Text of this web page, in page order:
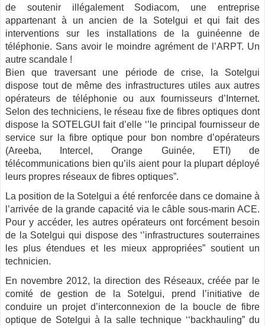
de soutenir illégalement Sodiacom, une entreprise
appartenant à un ancien de la Sotelgui et qui fait des
interventions sur les installations de la guinéenne de
téléphonie. Sans avoir le moindre agrément de l’ARPT. Un
autre scandale !
Bien que traversant une période de crise, la Sotelgui
dispose tout de même des infrastructures utiles aux autres
opérateurs de téléphonie ou aux fournisseurs d’Internet.
Selon des techniciens, le réseau fixe de fibres optiques dont
dispose la SOTELGUI fait d’elle ‘’le principal fournisseur de
service sur la fibre optique pour bon nombre d’opérateurs
(Areeba, Intercel, Orange Guinée, ETI) de
télécommunications bien qu’ils aient pour la plupart déployé
leurs propres réseaux de fibres optiques”.
La position de la Sotelgui a été renforcée dans ce domaine à
l’arrivée de la grande capacité via le câble sous-marin ACE.
Pour y accéder, les autres opérateurs ont forcément besoin
de la Sotelgui qui dispose des ‘’infrastructures souterraines
les plus étendues et les mieux appropriées” soutient un
technicien.
En novembre 2012, la direction des Réseaux, créée par le
comité de gestion de la Sotelgui, prend l’initiative de
conduire un projet d’interconnexion de la boucle de fibre
optique de Sotelgui à la salle technique ‘‘backhauling” du